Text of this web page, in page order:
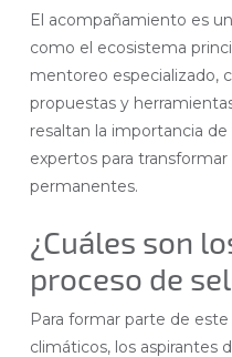
El acompañamiento es
como el ecosistema
mentoreo especializado,
propuestas y
resaltan la importancia
expertos para
permanentes.
¿Cuáles son
proceso de
Para formar parte de
climáticos, los aspirantes